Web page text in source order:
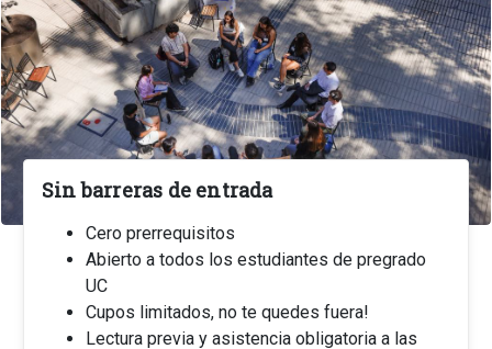
Sin barreras de entrada
Cero prerrequisitos
Abierto a todos los estudiantes de pregrado
UC
Cupos limitados, no te quedes fuera!
Lectura previa y asistencia obligatoria a las